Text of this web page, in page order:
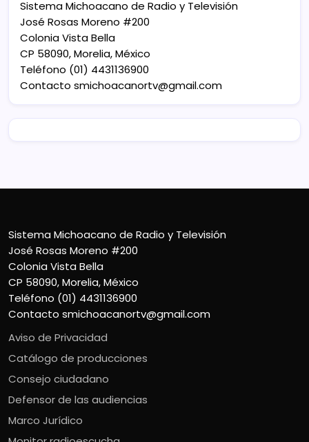
Sistema Michoacano de Radio y Televisión
José Rosas Moreno #200
Colonia Vista Bella
CP 58090, Morelia, México
Teléfono (01) 4431136900
Contacto smichoacanortv@gmail.com
Sistema Michoacano de Radio y Televisión
José Rosas Moreno #200
Colonia Vista Bella
CP 58090, Morelia, México
Teléfono (01) 4431136900
Contacto smichoacanortv@gmail.com
Aviso de Privacidad
Catálogo de producciones
Consejo ciudadano
Defensor de las audiencias
Marco Jurídico